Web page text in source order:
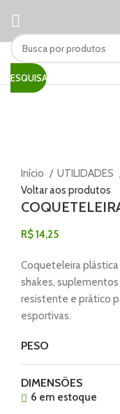
PESQUISAR
Início
UTILIDADES
Voltar aos produtos
R$14,25
Coqueteleira
shakes,
resistente e prático
esportivas.
PESO
DIMENSÕES
6 em estoque